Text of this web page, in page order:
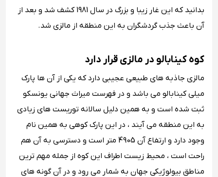
بدانید که این غار زیبا و بزرگ در سال 1981 کشف شد و بعد از
آن باعث جذب گردشگران به این منطقه از مالزی شد.
کوه کینابالو در مالزی قرار دارد
مالزی جاذبه های طبیعی عجیبی دارد که یکی از آن ها پارک
میلی کینابالو می باشد و در فهرست میراث جهانی یونسکو
ثبت شده است و به همین دلیل سالانه توریست های زیادی
به این منطقه می آیند ، در این پارک کوهی به همین نام
وجود دارد و ارتفاع آن 4905 متر است و دسترسی به آن هم
راحت است ، محیط زیست اطراف این کوه از جمله مهم ترین
مناطق بیولوژیکی جهان به شمار می رود و در آن گونه های